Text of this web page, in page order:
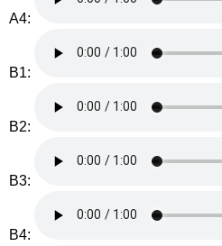
A4:
B1:
B2:
B3:
B4: